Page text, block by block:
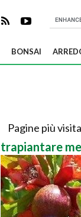
BONSAI
Pagine più
trapiantare